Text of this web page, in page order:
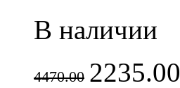
В наличии
4470.00 2235.00